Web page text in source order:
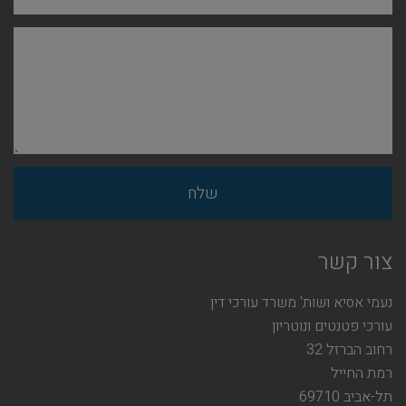
צור קשר
נעמי אסיא ושות' משרד עורכי דין
עורכי פטנטים ונוטריון
רחוב הברזל 32
רמת החייל
תל-אביב 69710